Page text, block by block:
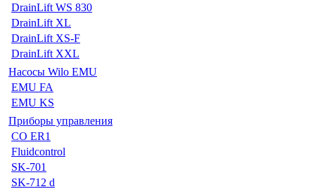
DrainLift WS 830
DrainLift XL
DrainLift XS-F
DrainLift XXL
Насосы Wilo EMU
EMU FA
EMU KS
Приборы управления
CO ER1
Fluidcontrol
SK-701
SK-712 d